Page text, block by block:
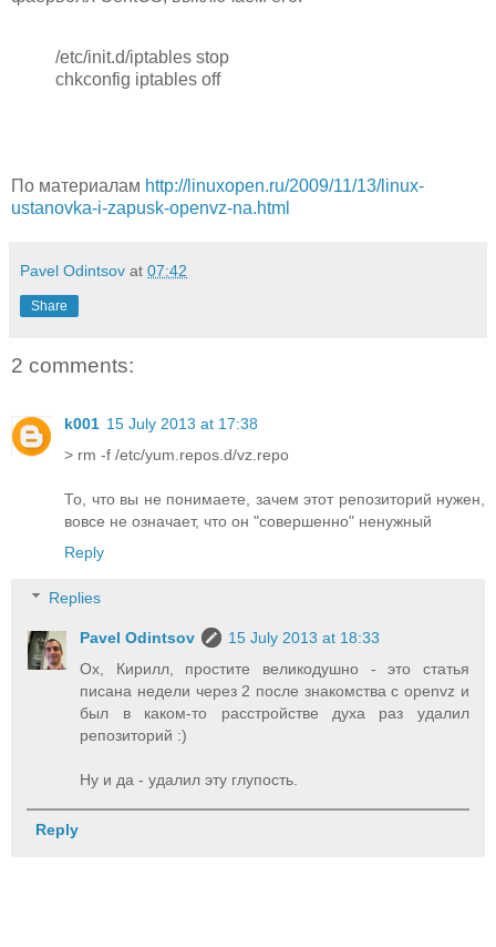
/etc/init.d/iptables stop
chkconfig iptables off
По материалам http://linuxopen.ru/2009/11/13/linux-
ustanovka-i-zapusk-openvz-na.html
Pavel Odintsov at 07:42
Share
2 comments:
k001 15 July 2013 at 17:38
> rm -f /etc/yum.repos.d/vz.repo
То, что вы не понимаете, зачем этот репозиторий нужен,
вовсе не означает, что он "совершенно" ненужный
Reply
Replies
Pavel Odintsov
15 July 2013 at 18:33
Ох, Кирилл, простите великодушно - это статья
писана недели через 2 после знакомства с openvz и
был в каком-то расстройстве духа раз удалил
репозиторий :)
Ну и да - удалил эту глупость.
Reply